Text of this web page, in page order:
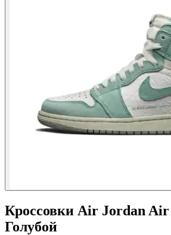
Кроссовки Air Jordan
Голубой